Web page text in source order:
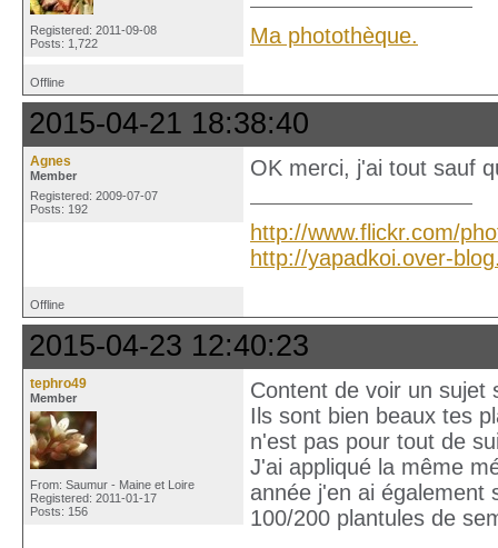
Registered: 2011-09-08
Posts: 1,722
Ma photothèque.
Offline
2015-04-21 18:38:40
Agnes
Member
Registered: 2009-07-07
Posts: 192
OK merci, j'ai tout sauf
http://www.flickr.com/
http://yapadkoi.over-
Offline
2015-04-23 12:40:23
tephro49
Member
From: Saumur - Maine et Loire
Registered: 2011-01-17
Posts: 156
Content de voir un sujet
Ils sont bien beaux tes
n'est pas pour tout de
J'ai appliqué la même
année j'en ai également
100/200 plantules de